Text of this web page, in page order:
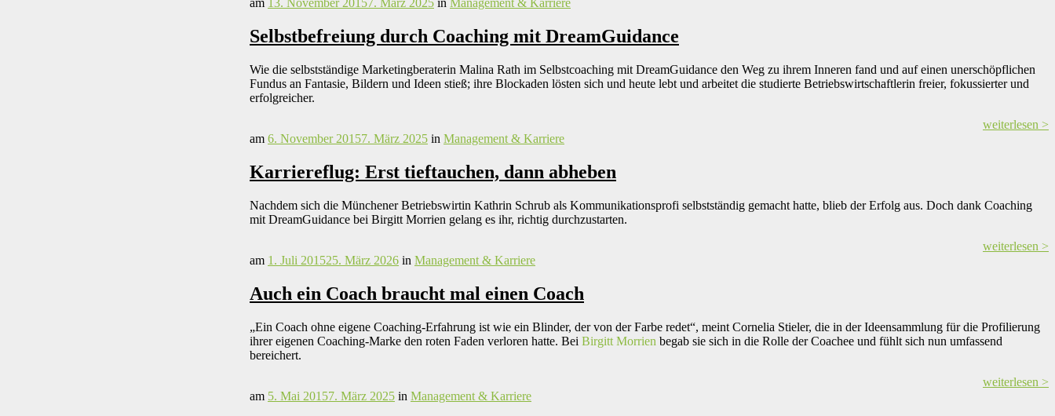
am 13. November 20157. März 2025 in Management & Karriere
Selbstbefreiung durch Coaching mit DreamGuidance
Wie die selbstständige Marketingberaterin Malina Rath im Selbstcoaching mit DreamGuidance den Weg zu ihrem Inneren fand und auf einen unerschöpflichen
Fundus an Fantasie, Bildern und Ideen stieß; ihre Blockaden lösten sich und heute lebt und arbeitet die studierte Betriebswirtschaftlerin freier, fokussierter und
erfolgreicher.
weiterlesen >
am 6. November 20157. März 2025 in Management & Karriere
Karriereflug: Erst tieftauchen, dann abheben
Nachdem sich die Münchener Betriebswirtin Kathrin Schrub als Kommunikationsprofi selbstständig gemacht hatte, blieb der Erfolg aus. Doch dank Coaching
mit DreamGuidance bei Birgitt Morrien gelang es ihr, richtig durchzustarten.
weiterlesen >
am 1. Juli 201525. März 2026 in Management & Karriere
Auch ein Coach braucht mal einen Coach
„Ein Coach ohne eigene Coaching-Erfahrung ist wie ein Blinder, der von der Farbe redet“, meint Cornelia Stieler, die in der Ideensammlung für die Profilierung
ihrer eigenen Coaching-Marke den roten Faden verloren hatte. Bei Birgitt Morrien begab sie sich in die Rolle der Coachee und fühlt sich nun umfassend
bereichert.
weiterlesen >
am 5. Mai 20157. März 2025 in Management & Karriere